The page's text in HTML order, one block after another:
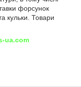
форсунок
кульки. Товари
ua.com